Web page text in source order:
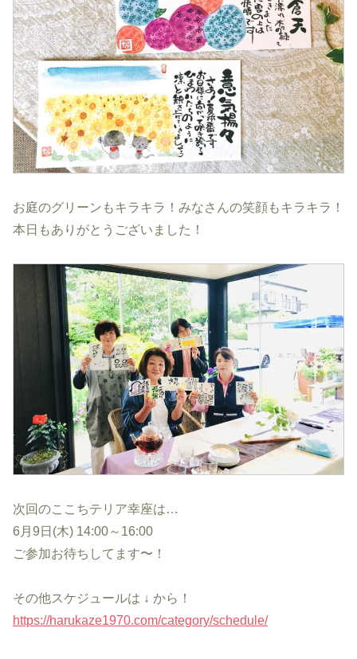
お庭のグリーンもキラキラ！みなさんの笑顔もキラキラ！
本日もありがとうございました！
次回のここちテリア幸座は…
6月9日(木) 14:00～16:00
ご参加お待ちしてます〜！
その他スケジュールは ↓ から！
https://harukaze1970.com/category/schedule/